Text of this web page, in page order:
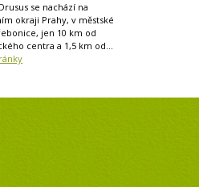
se nachází na
okraji Prahy, v městské
jen 10 km od
centra a 1,5 km od...